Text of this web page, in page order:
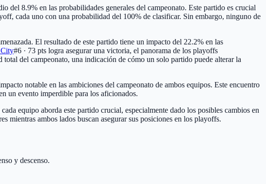
del 8.9% en las probabilidades generales del campeonato. Este partido es crucial
cada uno con una probabilidad del 100% de clasificar. Sin embargo, ninguno de
El resultado de este partido tiene un impacto del 22.2% en las
#6 · 73 pts logra asegurar una victoria, el panorama de los playoffs
del campeonato, una indicación de cómo un solo partido puede alterar la
notable en las ambiciones del campeonato de ambos equipos. Este encuentro
un evento imperdible para los aficionados.
equipo aborda este partido crucial, especialmente dado los posibles cambios en
mientras ambos lados buscan asegurar sus posiciones en los playoffs.
y descenso.